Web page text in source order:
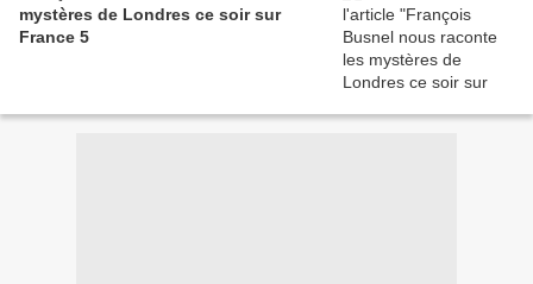
mystères de Londres ce soir sur
France 5